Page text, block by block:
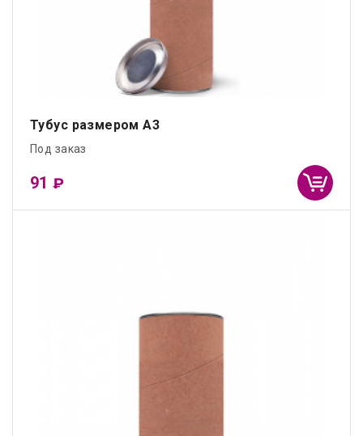
Тубус размером А3
Под заказ
91₽